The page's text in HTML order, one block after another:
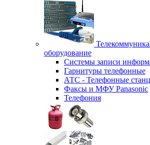
оборудование
Системы записи
Гарнитуры телефонные
АТС - Телефонные
Факсы и МФУ Panasonic
Телефония